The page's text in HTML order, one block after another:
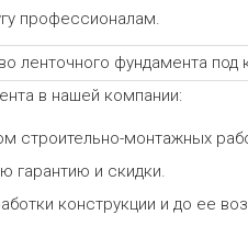
профессионалам.
в нашей компании:
строительно-монтажных
гарантию и скидки.
конструкции и до ее